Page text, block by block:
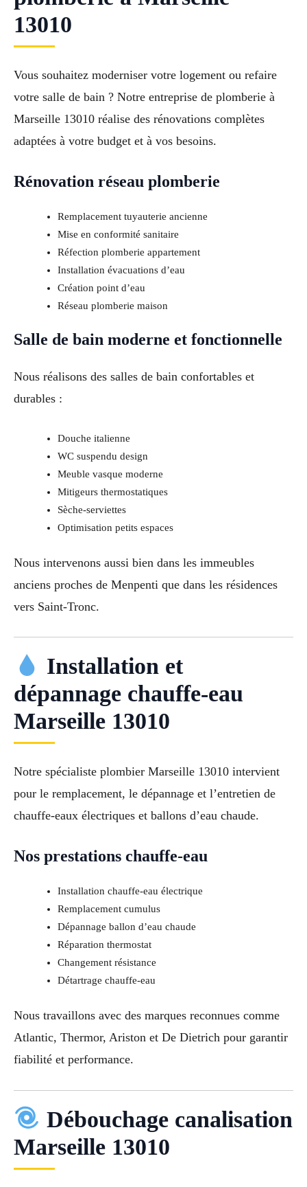
13010
Vous souhaitez moderniser votre logement ou refaire
votre salle de bain ? Notre entreprise de plomberie à
Marseille 13010 réalise des rénovations complètes
adaptées à votre budget et à vos besoins.
Rénovation réseau plomberie
Remplacement tuyauterie ancienne
Mise en conformité sanitaire
Réfection plomberie appartement
Installation évacuations d’eau
Création point d’eau
Réseau plomberie maison
Salle de bain moderne et fonctionnelle
Nous réalisons des salles de bain confortables et
durables :
Douche italienne
WC suspendu design
Meuble vasque moderne
Mitigeurs thermostatiques
Sèche-serviettes
Optimisation petits espaces
Nous intervenons aussi bien dans les immeubles
anciens proches de Menpenti que dans les résidences
vers Saint-Tronc.
Installation et
dépannage chauffe-eau
Marseille 13010
Notre spécialiste plombier Marseille 13010 intervient
pour le remplacement, le dépannage et l’entretien de
chauffe-eaux électriques et ballons d’eau chaude.
Nos prestations chauffe-eau
Installation chauffe-eau électrique
Remplacement cumulus
Dépannage ballon d’eau chaude
Réparation thermostat
Changement résistance
Détartrage chauffe-eau
Nous travaillons avec des marques reconnues comme
Atlantic, Thermor, Ariston et De Dietrich pour garantir
fiabilité et performance.
Débouchage canalisation
Marseille 13010